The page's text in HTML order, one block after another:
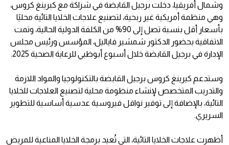
وشمال أفريقيا، دخلت برجيل القابضة في شراكة مع كبرينغ كروس،
وهي منظمة أمريكية غير ربحية، لتصنيع علاجات الخلايا التائية محليًا
بأسعار أقل بنسبة تصل إلى 90% من الكلفة الدولية الحالية، وتمت
الاتفاقية بحضور الدكتور شمشير فاياليل، المؤسس ورئيس مجلس
الإدارة في برجيل القابضة خلال أسبوع أبوظبي للرعاية الصحية 2025.
وستدعم كيرينغ كروس برجيل القابضة بالتكنولوجيا والمواد اللازمة
والتدريب المتخصص لإنشاء منظومة محلية لتصنيع العلاجات للخلايا
التائية، بالإضافة إلى توفير نواقل فيروسية عدسية أساسية للتطوير
السريري.
أظهرت علاجات الخلايا التائية، التي تُعيد برمجة الخلايا المناعية للمريض